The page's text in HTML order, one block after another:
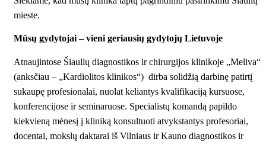
mieste.
Mūsų gydytojai – vieni geriausių gydytojų Lietuvoje
Atnaujintose Šiaulių diagnostikos ir chirurgijos klinikoje „Meliva“
(anksčiau – „Kardiolitos klinikos“) dirba solidžią darbinę patirtį
sukaupę profesionalai, nuolat keliantys kvalifikaciją kursuose,
konferencijose ir seminaruose. Specialistų komandą papildo
kiekvieną mėnesį į kliniką konsultuoti atvykstantys profesoriai,
docentai, mokslų daktarai iš Vilniaus ir Kauno diagnostikos ir